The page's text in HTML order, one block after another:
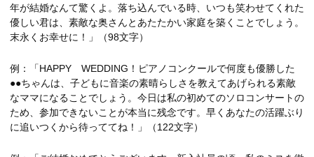
年が結婚なんて驚くよ。落ち込んでいる時、いつも笑わせてくれた
優しい君は、素敵な奥さんとあたたかい家庭を築くことでしょう。
末永くお幸せに！」（98文字）
例：「HAPPY WEDDING！ピアノコンクールで何度も優勝した
●●ちゃんは、子どもに音楽の素晴らしさを教えてあげられる素敵
なママになることでしょう。今日は私の初めてのソロコンサートの
ため、参加できないことが本当に残念です。早くあなたの活躍ぶり
に追いつくから待っててね！」（122文字）